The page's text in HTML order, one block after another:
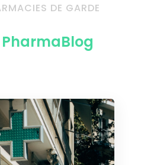
DE GARDE
PharmaBlog